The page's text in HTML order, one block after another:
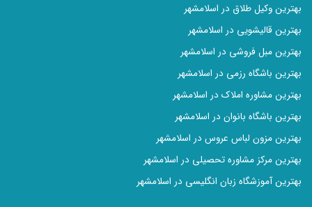
بهترین وکیل طلاق در اسلامشهر
بهترین قالیشویی در اسلامشهر
بهترین مبل فروشی در اسلامشهر
بهترین باشگاه رزمی در اسلامشهر
بهترین مشاوره املاک در اسلامشهر
بهترین باشگاه بانوان در اسلامشهر
بهترین مزون لباس عروس در اسلامشهر
بهترین مرکز مشاوره تحصیلی در اسلامشهر
بهترین آموزشگاه زبان انگلیسی در اسلامشهر